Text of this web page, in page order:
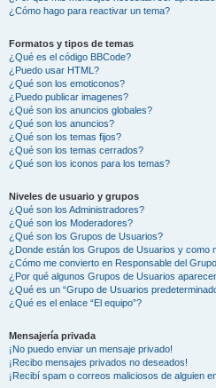
¿Cómo hago para reactivar un tema?
Formatos y tipos de temas
¿Qué es el código BBCode?
¿Puedo usar HTML?
¿Qué son los emoticonos?
¿Puedo publicar imagenes?
¿Qué son los anuncios globales?
¿Qué son los anuncios?
¿Qué son los temas fijos?
¿Qué son los temas cerrados?
¿Qué son los iconos para los temas?
Niveles de usuario y grupos
¿Qué son los Administradores?
¿Qué son los Moderadores?
¿Qué son los Grupos de Usuarios?
¿Donde están los Grupos de Usuarios y como
¿Cómo me convierto en Responsable del
¿Por qué algunos Grupos de Usuarios
¿Qué es un “Grupo de Usuarios
¿Qué es el enlace “El equipo”?
Mensajería privada
¡No puedo enviar un mensaje privado!
¡Recibo mensajes privados no deseados!
¡Recibí spam o correos maliciosos de alguien